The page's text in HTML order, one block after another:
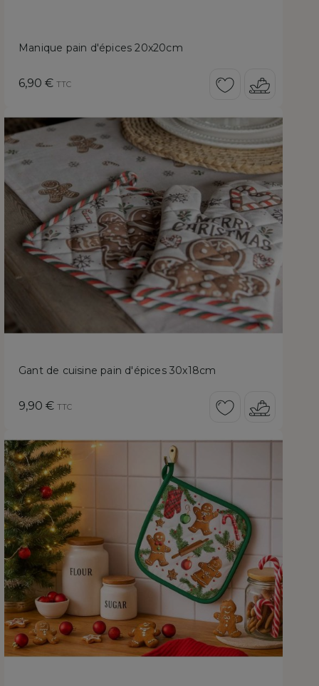
Manique pain d'épices 20x20cm
Prix
6,90 € TTC
Gant de cuisine pain d'épices 30x18cm
Prix
9,90 € TTC